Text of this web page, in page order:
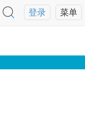
菜单
登录